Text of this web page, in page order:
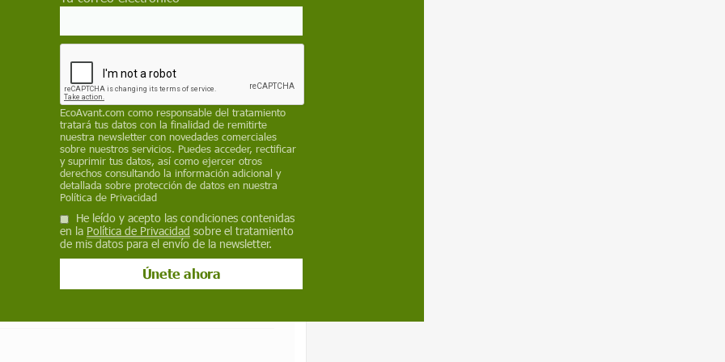
el número de patógenos exóticos no para
este grupo de
en la dinámica forestal”, concluyen.
como fuente preferida de Google
forma gratuita.
ACTIVAR AHORA
DÍA MUNDIAL DEL MEDIO AMBIENTE ECOSISTEMA
EcoAvant.com como responsable del tratamiento
tratará tus datos con la finalidad de remitirte
nuestra newsletter con novedades comerciales
sobre nuestros servicios. Puedes acceder, rectificar
y suprimir tus datos, así como ejercer otros
derechos consultando la información adicional y
detallada sobre protección de datos en nuestra
Política de Privacidad
He leído y acepto las condiciones contenidas
en la Política de Privacidad sobre el tratamiento
de mis datos para el envío de la newsletter.